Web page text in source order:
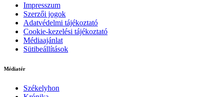
Impresszum
Szerzői jogok
Adatvédelmi tájékoztató
Cookie-kezelési tájékoztató
Médiaajánlat
Sütibeállítások
Médiatér
Székelyhon